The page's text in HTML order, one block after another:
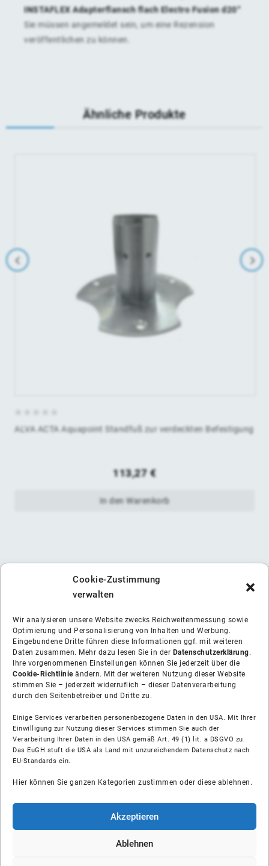
Cookie-Zustimmung
verwalten
Wir analysieren unsere Website zwecks Reichweitenmessung sowie
Optimierung und Personalisierung von Inhalten und Werbung.
Eingebundene Dritte führen diese Informationen ggf. mit weiteren
Daten zusammen. Mehr dazu lesen Sie in der Datenschutzerklärung.
Ihre vorgenommenen Einstellungen können Sie jederzeit über die
Cookie-Richtlinieändern. Mit der weiteren Nutzung dieser Website
stimmen Sie – jederzeit widerruflich – dieser Datenverarbeitung
durch den Seitenbetreiber und Dritte zu.
Einige Services verarbeiten personenbezogene Daten in den USA. Mit Ihrer
Einwilligung zur Nutzung dieser Services stimmen Sie auch der
Verarbeitung Ihrer Daten in den USA gemäß Art. 49 (1) lit. a DSGVO zu.
Das EuGH stuft die USA als Land mit unzureichendem Datenschutz nach
EU-Standards ein.
Hier können Sie ganzen Kategorien zustimmen oder diese ablehnen.
Akzeptieren
Ablehnen
INSTAFLEX Adapterflansch flach Electro Fusion d20“
Sie müssen angemeldet sein, um eine Rezension
veröffentlichen zu können.
Ähnliche Produkte
ALVA ACTA Aquapoint Standfuß zur verdeckten Befestigung
113,27€
In den Warenkorb
Über uns
Soziale Medien